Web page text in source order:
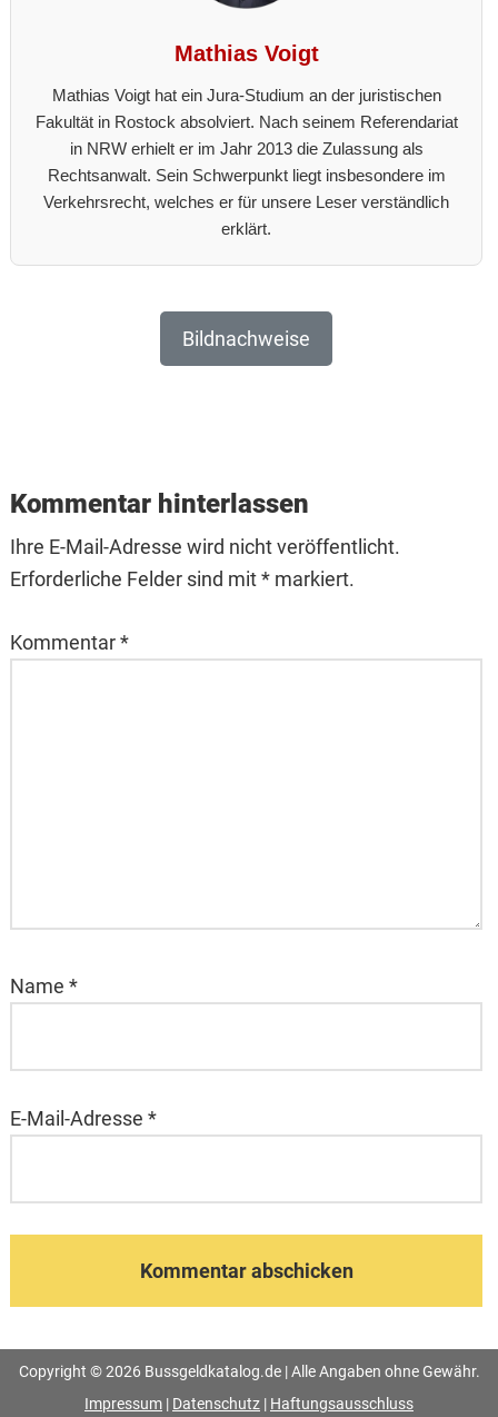
Mathias Voigt
Mathias Voigt hat ein Jura-Studium an der juristischen
Fakultät in Rostock absolviert. Nach seinem Referendariat
in NRW erhielt er im Jahr 2013 die Zulassung als
Rechtsanwalt. Sein Schwerpunkt liegt insbesondere im
Verkehrsrecht, welches er für unsere Leser verständlich
erklärt.
Bildnachweise
Interactions
Kommentar hinterlassen
Ihre E-Mail-Adresse wird nicht veröffentlicht.
Erforderliche Felder sind mit * markiert.
Kommentar*
Name *
E-Mail-Adresse *
Copyright © 2026 Bussgeldkatalog.de | Alle Angaben ohne Gewähr.
Impressum | Datenschutz | Haftungsausschluss